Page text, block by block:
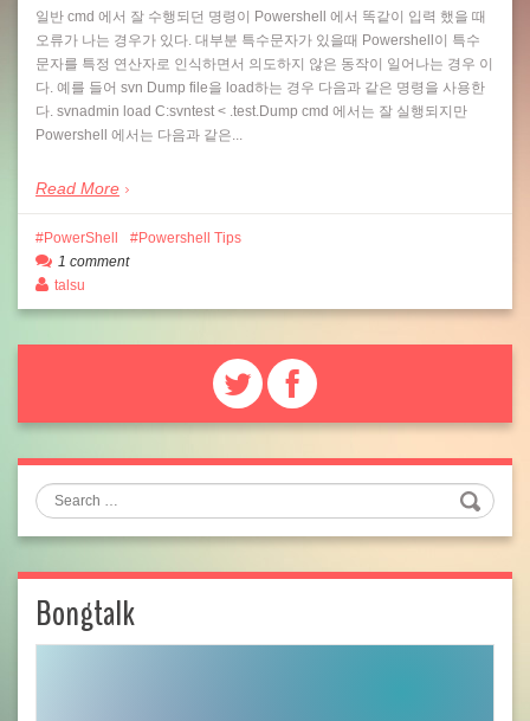
일반 cmd 에서 잘 수행되던 명령이 Powershell 에서 똑같이 입력 했을 때
오류가 나는 경우가 있다. 대부분 특수문자가 있을때 Powershell이 특수
문자를 특정 연산자로 인식하면서 의도하지 않은 동작이 일어나는 경우 이
다. 예를 들어 svn Dump file을 load하는 경우 다음과 같은 명령을 사용한
다. svnadmin load C:svntest < .test.Dump cmd 에서는 잘 실행되지만
Powershell 에서는 다음과 같은...
Read More
PowerShell
Powershell Tips
1 comment
talsu
Search
Bongtalk